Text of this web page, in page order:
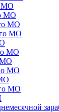
МО
МО
МО
МО
МО
МО
МО
МО